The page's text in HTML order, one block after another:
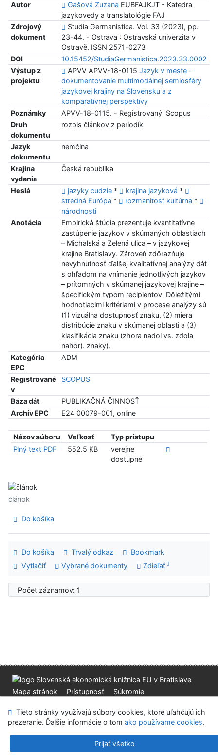
Autor Gašová Zuzana EUBFAJKJT - Katedra
jazykovedy a translatológie FAJ
Zdrojový
dokument
Studia Germanistica. Vol. 33 (2023), pp.
23-44. - Ostrava : Ostravská univerzita v
Ostravě. ISSN 2571-0273
DOI
10.15452/StudiaGermanistica.2023.33.0002
Výstup z
projektu
APVV APVV-18-0115 Jazyk v meste -
dokumentovanie multimodálnej semiosféry
jazykovej krajiny na Slovensku a z
komparatívnej perspektívy
Poznámky
APVV-18-0115. - Registrovaný: Scopus
Druh
dokumentu
rozpis článkov z periodík
Jazyk
dokumentu
nemčina
Krajina
vydania
Česká republika
Heslá jazyky cudzie * krajina jazyková *
stredná Európa * rozmanitosť kultúrna *
národnosti
Anotácia
Empirická štúdia prezentuje kvantitatívne
zastúpenie jazykov v skúmaných oblastiach
– Michalská a Zelená ulica – v jazykovej
krajine Bratislavy. Zároveň zdôrazňuje
nevyhnutnosť ďalšej kvalitatívnej analýzy dát
s ohľadom na vnímanie jednotlivých jazykov
– prítomných v skúmanej jazykovej krajine –
špecifickým typom recipientov. Dôležitými
hodnotiacimi kritériami v procese analýzy sú
(1) vizuálna dostupnosť znaku, (2) miera
distribúcie znaku v skúmanej oblasti a (3)
klasifikácia znaku (zhora nadol vs. zdola
nahor). znaky).
Kategória
EPC
ADM
Registrované
v
SCOPUS
Báza dát
PUBLIKAČNÁ ČINNOSŤ
Archív EPC
E24 00079-001, online
Názov súboru Veľkosť
Typ prístupu
Plný text PDF
552.5 KB
verejne
dostupné
článok
Do košíka
Do košíka Trvalý odkaz
Bookmark
Vytlačiť
Vybrané dokumenty Zdieľať
Počet záznamov: 1
Mapa stránok Prístupnosť
Súkromie
Slovenská ekonomická knižnica EU v Bratislave
v.4.8.63a-Cosmotron Slovakia, s.r.o.
Tieto stránky využívajú súbory cookies, ktoré uľahčujú ich
prezeranie. Ďalšie informácie o tom ako používame cookies.
Prijať všetko